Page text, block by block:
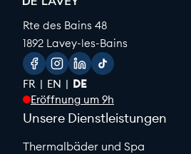
Rte des Bains 48
1892 Lavey-les-Bains
Facebook
Instagram
Linkedin
Tiktok
FR EN
DE
Eröffnung um 9h
Unsere Dienstleistungen
Thermalbäder und Spa